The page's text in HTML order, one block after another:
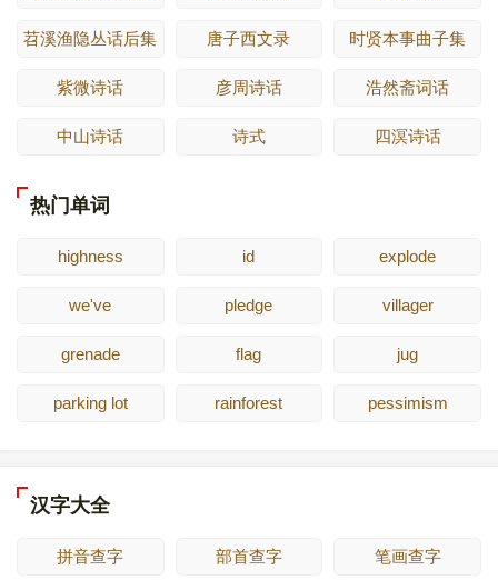
苕溪渔隐丛话后集 唐子西文录 时贤本事曲子集
紫微诗话 彦周诗话 浩然斋词话
中山诗话 诗式 四溟诗话
热门单词
highness id explode
we've pledge villager
grenade flag jug
parking lot rainforest pessimism
汉字大全
拼音查字 部首查字 笔画查字